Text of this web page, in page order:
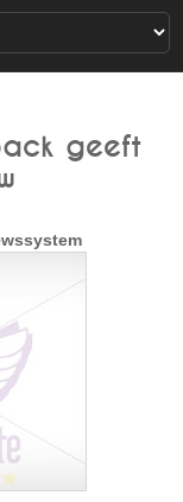
geeft